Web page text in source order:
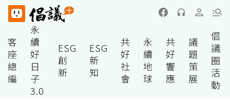
客
座
總
編
永
續
好
日
子
3.0
ESG
創
新
ESG
新
知
共
好
社
會
永
續
地
球
共
好
響
應
議
題
策
展
倡
議
圈
活
動